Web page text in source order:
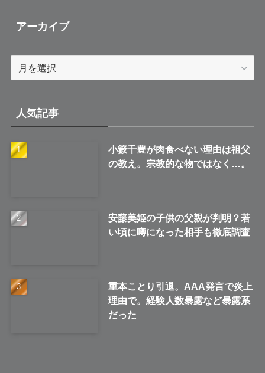
アーカイブ
ブ
人気記事
小籔千豊が肉食べない理由は祖父
の教え。宗教的な物ではなく…。
安藤美姫の子供の父親が判明？若
い頃に噂になった相手も徹底調査
重本ことり引退。AAA発言で炎上
理由で。経験人数暴露など暴露系
だった